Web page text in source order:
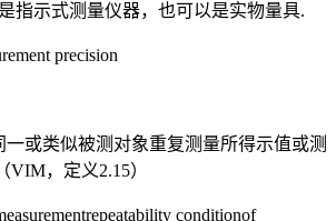
指示式测量仪器，也可以是实物量具.
precision
或类似被测对象重复测量所得示值或测
，定义2.15）
conditionof